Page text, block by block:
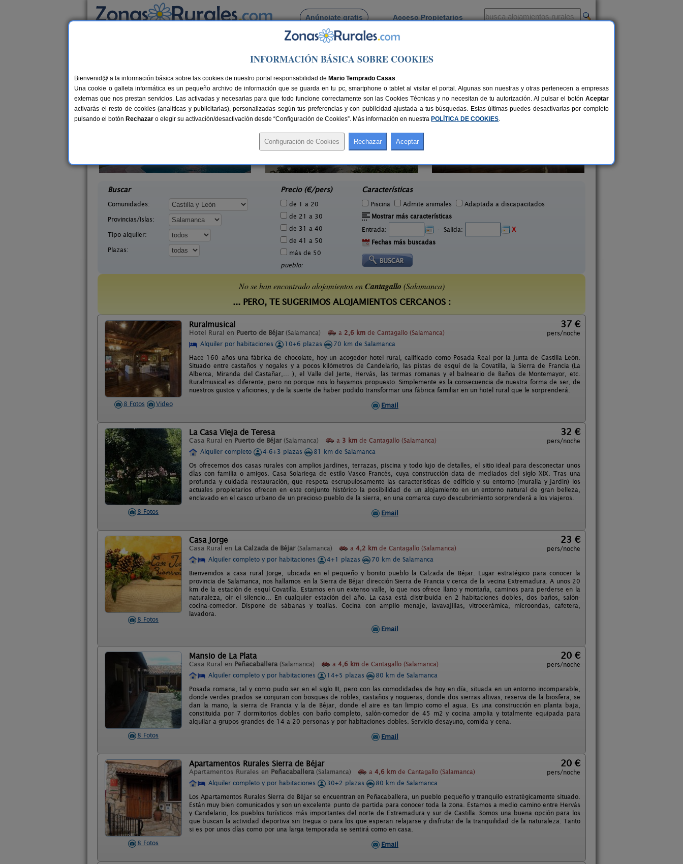
Anúnciate gratis Acceso Propietarios
Busca por pueblo
> Cantagallo
Casas Rurales cerca de Cantagallo
Ruralmusical
San Martín del Castañar
Buscar
Comunidades:
Provincias/Islas:
Tipo alquiler:
Plazas:
Precio (€/pers)
de 1 a 20
de 21 a 30
de 31 a 40
de 41 a 50
más de 50
pueblo:
Características
Piscina Admite animales
Adaptada a discapacitados
Mostrar más características
Entrada:
- Salida:
X
Fechas más buscadas
No se han encontrado alojamientos enCantagallo (Salamanca)
... PERO, TE SUGERIMOS ALOJAMIENTOS CERCANOS :
8 Fotos Video
Ruralmusical
Hotel Rural en Puerto de Béjar (Salamanca) a 2,6 km de Cantagallo (Salamanca)
37 €
pers/noche
Alquiler por habitaciones
10+6 plazas
70 km de Salamanca
Hace 160 años una fábrica de chocolate, hoy un acogedor hotel rural, calificado como Posada Real por la Junta de Castilla León.
Situado entre castaños y nogales y a pocos kilómetros de Candelario, las pistas de esquí de la Covatilla, la Sierra de Francia (La
Alberca, Miranda del Castañar,... ), el Valle del Jerte, Hervás, las termas romanas y el balneario de Baños de Montemayor, etc.
Ruralmusical es diferente, pero no porque nos lo hayamos propuesto. Simplemente es la consecuencia de nuestra forma de ser, de
nuestros gustos y aficiones, y de la suerte de haber podido transformar una fábrica familiar en un hotel rural que le sorprenderá.
Email
8 Fotos
La Casa Vieja de Teresa
Casa Rural en Puerto de Béjar (Salamanca) a 3 km de Cantagallo (Salamanca)
32 €
pers/noche
Alquiler completo
4-6+3 plazas
81 km de Salamanca
Os ofrecemos dos casas rurales con amplios jardines, terrazas, piscina y todo lujo de detalles, el sitio ideal para desconectar unos
dÍas con familia o amigos. Casa Solariega de estilo Vasco Francés, cuya construcción data de mediados del siglo XIX. Tras una
profunda y cuidada restauración, que respeta escrupulosamente las caracteristicas de edificio y su entorno (muralla y jardín) los
actuales propietarios ofrecen en este conjunto histórico la posibilidad de un alojamiento en un entorno natural de gran belleza,
enclavado en el casco urbano de un precioso pueblo de la sierra, en una comarca cuyo descubrimiento sorprenderá a los viajeros.
Email
8 Fotos
Casa Jorge
Casa Rural en La Calzada de Béjar (Salamanca) a 4,2 km de Cantagallo (Salamanca)
23 €
pers/noche
Alquiler completo y por habitaciones
4+1 plazas
70 km de Salamanca
Bienvenidos a casa rural Jorge, ubicada en el pequeño y bonito pueblo la Calzada de Béjar. Lugar estratégico para conocer la
provincia de Salamanca, nos hallamos en la Sierra de Béjar dirección Sierra de Francia y cerca de la vecina Extremadura. A unos 20
km de la estación de esquí Covatilla. Estamos en un extenso valle, lo que nos ofrece llano y montaña, caminos para perderse en la
naturaleza, oír el silencio... En cualquier estación del año. La casa está distribuida en 2 habitaciones dobles, dos baños, salón-
cocina-comedor. Dispone de sábanas y toallas. Cocina con amplio menaje, lavavajillas, vitrocerámica, microondas, cafetera,
lavadora.
Email
8 Fotos
Mansio de La Plata
Casa Rural en Peñacaballera (Salamanca) a 4,6 km de Cantagallo (Salamanca)
20 €
pers/noche
Alquiler completo y por habitaciones
14+5 plazas
80 km de Salamanca
Posada romana, tal y como pudo ser en el siglo III, pero con las comodidades de hoy en día, situada en un entorno incomparable,
donde verdes prados se conjuran con bosques de robles, castaños y nogueras, donde dos sierras altivas, reserva de la biosfera, se
dan la mano, la sierra de Francia y la de Béjar, donde el aire es tan limpio como el agua. Es una construcción en planta baja,
constituida por 7 dormitorios dobles con baño completo, salón-comedor de 45 m2 y cocina amplia y totalmente equipada para
alquilar a grupos grandes de 14 a 20 personas y por habitaciones dobles. Servicio desayuno, comida y cena.
Email
8 Fotos
Apartamentos Rurales Sierra de Béjar
Apartamentos Rurales en Peñacaballera (Salamanca) a 4,6 km de Cantagallo (Salamanca)
20 €
pers/noche
Alquiler completo y por habitaciones
30+2 plazas
80 km de Salamanca
Los Apartamentos Rurales Sierra de Béjar se encuentran en Peñacaballera, un pueblo pequeño y tranquilo estratégicamente situado.
Están muy bien comunicados y son un excelente punto de partida para conocer toda la zona. Estamos a medio camino entre Hervás
y Candelario, los pueblos turísticos más importantes del norte de Extremadura y sur de Castilla. Somos una buena opción para los
que buscan la actividad deportiva sin tregua o para los que esperan relajarse y disfrutar de la tranquilidad de la naturaleza. Tanto
si es por unos días como por una larga temporada se sentirá como en casa.
Email
INFORMACIÓN BÁSICA SOBRE COOKIES
Bienvenid@ a la información básica sobre las cookies de nuestro portal responsabilidad de Mario Temprado Casas.
Una cookie o galleta informática es un pequeño archivo de información que se guarda en tu pc, smartphone o tablet al visitar el portal. Algunas son nuestras y otras pertenecen a empresas
externas que nos prestan servicios. Las activadas y necesarias para que todo funcione correctamente son las Cookies Técnicas y no necesitan de tu autorización. Al pulsar el botón Aceptar
activarás el resto de cookies (analíticas y publicitarias), personalizadas según tus preferencias y con publicidad ajustada a tus búsquedas. Estas últimas puedes desactivarlas por completo
pulsando el botón Rechazar o elegir su activación/desactivación desde “Configuración de Cookies”. Más información en nuestra POLÍTICA DE COOKIES.